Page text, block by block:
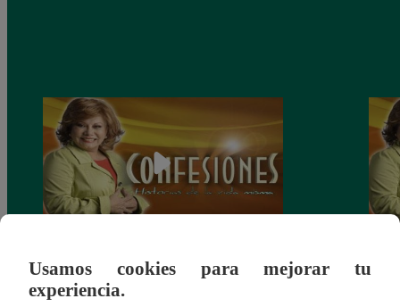
Confesiones: “La Herencia” – capítulo del
Domingo 01 de junio
Usamos cookies para mejorar tu
experiencia.